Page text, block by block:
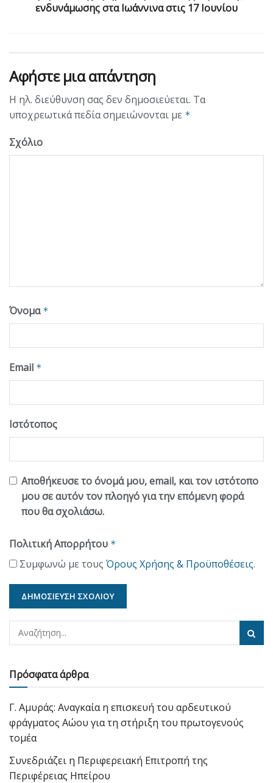
ενδυνάμωσης στα Ιωάννινα στις 17 Ιουνίου
Αφήστε μια απάντηση
Η ηλ. διεύθυνση σας δεν δημοσιεύεται. Τα
υποχρεωτικά πεδία σημειώνονται με *
Σχόλιο
Όνομα *
Email *
Ιστότοπος
Αποθήκευσε το όνομά μου, email, και τον ιστότοπο
μου σε αυτόν τον πλοηγό για την επόμενη φορά
που θα σχολιάσω.
Πολιτική Απορρήτου *
Συμφωνώ με τους Όρους Χρήσης & Προϋποθέσεις.
Πρόσφατα άρθρα
Γ. Αμυράς: Αναγκαία η επισκευή του αρδευτικού
φράγματος Αώου για τη στήριξη του πρωτογενούς
τομέα
Συνεδριάζει η Περιφερειακή Επιτροπή της
Περιφέρειας Ηπείρου